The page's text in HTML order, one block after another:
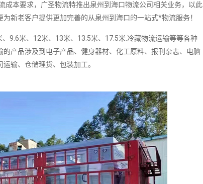
本要求，广圣物流特推出泉州到海口物流公司相关业务，以此
新老客户提供更加完善的从泉州到海口的一站式*物流服务！
米、12米、13米、13.5米、17.5米.冷藏物流运输等等各种
产品涉及到电子产品、健身器材、化工原料、报刊杂志、电脑
输、仓储理货、包装加工。